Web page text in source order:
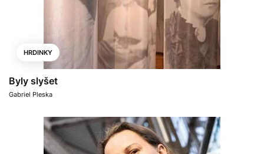
HRDINKY
Byly slyšet
Gabriel Pleska